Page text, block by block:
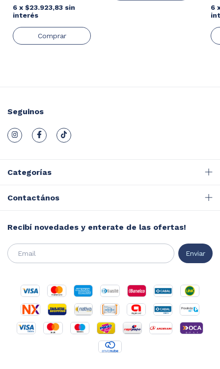
6 x $23.923,83 sin
interés
6
Seguinos
Categorías
Contactános
Recibí novedades y enterate de las ofertas!